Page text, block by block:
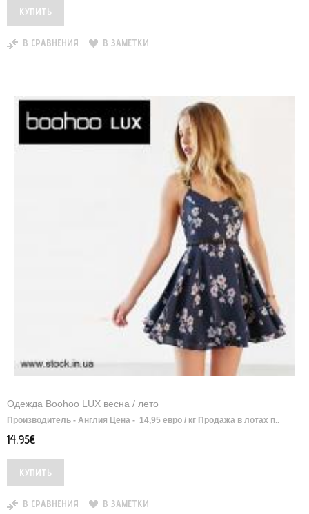
В СРАВНЕНИЯ В ЗАМЕТКИ
Одежда Boohoo LUX весна / лето
Производитель - Англия Цена - 14,95 евро / кг Продажа в лотах п..
14.95€
В СРАВНЕНИЯ В ЗАМЕТКИ